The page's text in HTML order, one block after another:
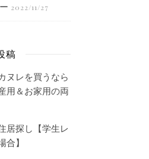
2022/11/27
稿
ヌレを買うなら
用＆お家用の両
居探し【学生レ
合】